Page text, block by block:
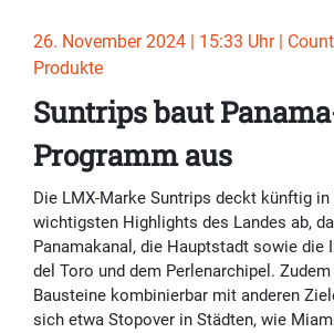
26. November 2024 | 15:33 Uhr |
Produkte
Suntrips baut
Programm aus
Die LMX-Marke Suntrips deckt künftig in
wichtigsten Highlights des Landes ab,
Panamakanal, die Hauptstadt sowie die
del Toro und dem Perlenarchipel.
Bausteine kombinierbar mit anderen
sich etwa Stopover in Städten, wie